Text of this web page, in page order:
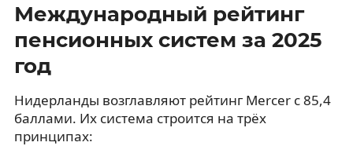
Международный рейтинг
пенсионных систем за 2025
год
Нидерланды возглавляют рейтинг Mercer с 85,4
баллами. Их система строится на трёх
принципах: